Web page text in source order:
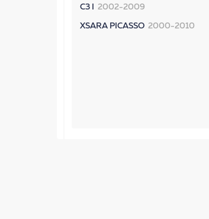
C3 I 2002-2009
XSARA PICASSO 2000-2010